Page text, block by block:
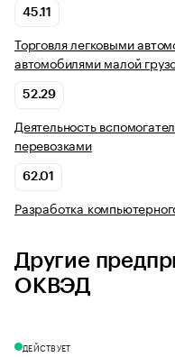
45.11
Торговля легковыми
автомобилями малой
52.29
Деятельность
перевозками
62.01
Разработка
Другие
ОКВЭД
ДЕЙСТВУЕТ